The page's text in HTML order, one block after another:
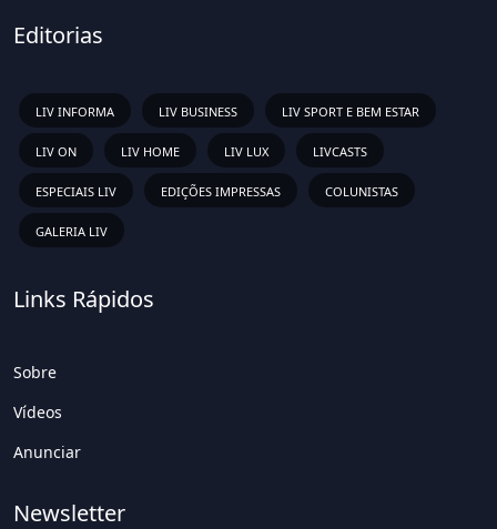
Editorias
LIV INFORMA LIV BUSINESS LIV SPORT E BEM ESTAR
LIV ON LIV HOME LIV LUX LIVCASTS
ESPECIAIS LIV EDIÇÕES IMPRESSAS COLUNISTAS
GALERIA LIV
Links Rápidos
Sobre
Vídeos
Anunciar
Newsletter